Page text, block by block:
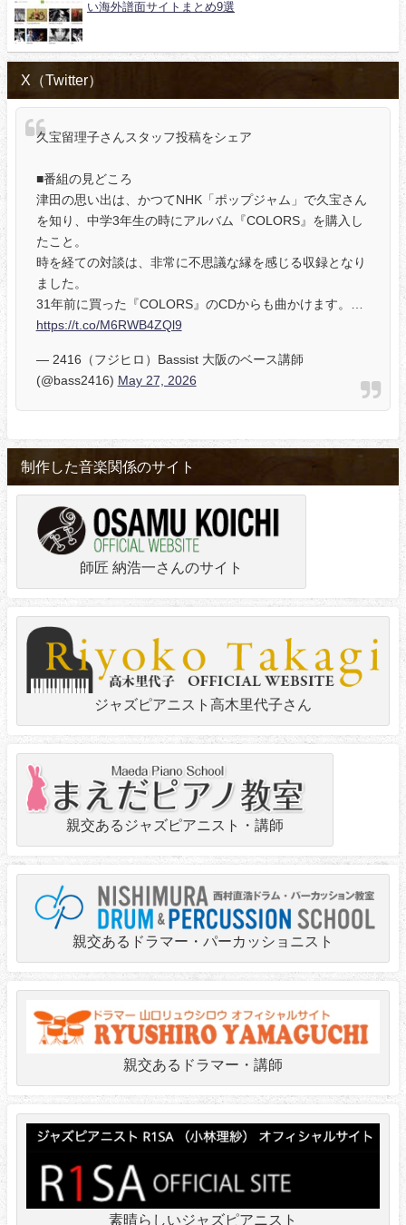
い海外譜面サイトまとめ9選
X（Twitter）
久宝留理子さんスタッフ投稿をシェア
■番組の見どころ
津田の思い出は、かつてNHK「ポップジャム」で久宝さん
を知り、中学3年生の時にアルバム『COLORS』を購入し
たこと。
時を経ての対談は、非常に不思議な縁を感じる収録となり
ました。
31年前に買った『COLORS』のCDからも曲かけます。…
https://t.co/M6RWB4ZQl9
— 2416（フジヒロ）Bassist 大阪のベース講師
(@bass2416) May 27, 2026
制作した音楽関係のサイト
師匠 納浩一さんのサイト
ジャズピアニスト高木里代子さん
親交あるジャズピアニスト・講師
親交あるドラマー・パーカッショニスト
親交あるドラマー・講師
素晴らしいジャズピアニスト